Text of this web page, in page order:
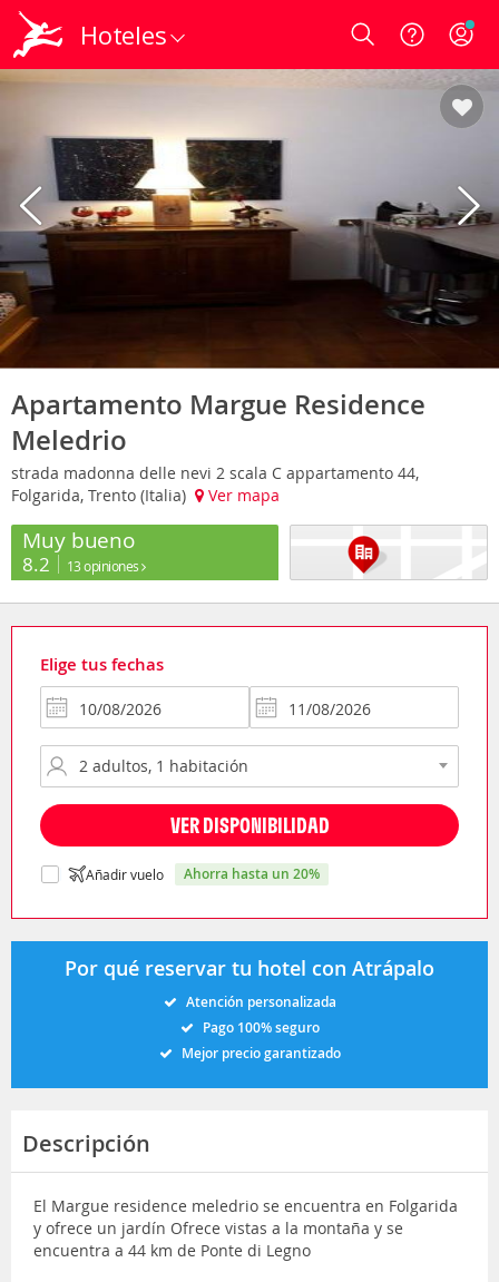
Hoteles Login
Apartamento Margue Residence
Meledrio
strada madonna delle nevi 2 scala C appartamento 44,
Folgarida, Trento (Italia)
Ver mapa
Muy bueno
8.2 13 opiniones
Elige tus fechas
VER DISPONIBILIDAD
Añadir vuelo ahorra hasta un 20%
Por qué reservar tu hotel con Atrápalo
Atención personalizada
Pago 100% seguro
Mejor precio garantizado
Descripción
El Margue residence meledrio se encuentra en Folgarida
y ofrece un jardín Ofrece vistas a la montaña y se
encuentra a 44 km de Ponte di Legno